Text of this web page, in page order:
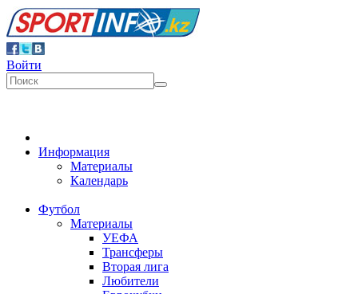
Войти
Информация
Материалы
Календарь
Футбол
Материалы
УЕФА
Трансферы
Вторая лига
Любители